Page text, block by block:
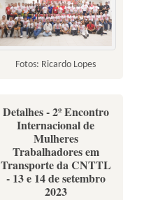
Fotos: Ricardo Lopes
Detalhes - 2º Encontro
Internacional de
Mulheres
Trabalhadores em
Transporte da CNTTL
- 13 e 14 de setembro
2023